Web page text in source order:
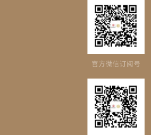
官方微信订阅号